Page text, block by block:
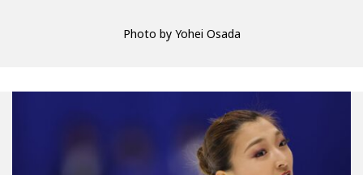
Photo by Yohei Osada